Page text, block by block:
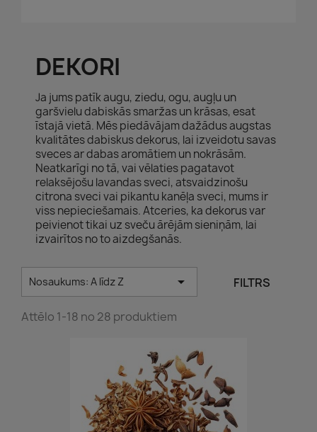
DEKORI
Ja jums patīk augu, ziedu, ogu, augļu un
garšvielu dabiskās smaržas un krāsas, esat
īstajā vietā. Mēs piedāvājam dažādus augstas
kvalitātes dabiskus dekorus, lai izveidotu savas
sveces ar dabas aromātiem un nokrāsām.
Neatkarīgi no tā, vai vēlaties pagatavot
relaksējošu lavandas sveci, atsvaidzinošu
citrona sveci vai pikantu kanēļa sveci, mums ir
viss nepieciešamais. Atceries, ka dekorus var
peivienot tikai uz sveču ārējām sieniņām, lai
izvairītos no to aizdegšanās.
Nosaukums: A līdz Z  FILTRS
Attēlo 1-18 no 28 produktiem